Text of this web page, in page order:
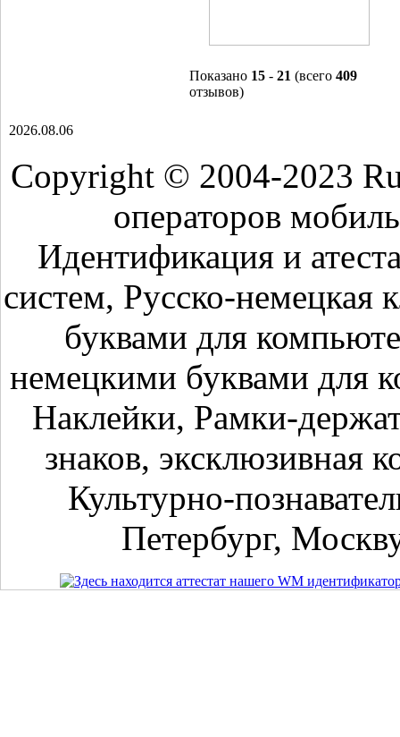
Показано 15 - 21 (всего 409
отзывов)
2026.08.06
Copyright © 2004-2023
операторов
Идентификация и
систем, Русско-немецкая
буквами для
немецкими буквами для
Наклейки, Рамки-
знаков, эксклюзивная
Культурно-
Петербург,